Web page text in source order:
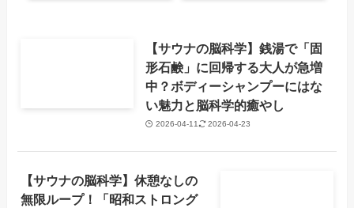
【サウナの脳科学】銭湯で「固
形石鹸」に回帰する大人が急増
中？ボディーシャンプーにはな
い魅力と脳科学的癒やし
2026-04-11 2026-04-23
【サウナの脳科学】休憩なしの
無限ループ！「昭和ストロング